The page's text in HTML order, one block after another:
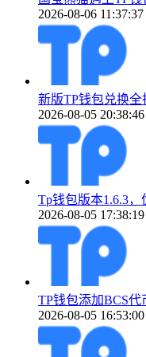
2026-08-06 11:37:37
新版TP钱包兑换
2026-08-05 20:38:46
Tp钱包版本1.6.3
2026-08-05 17:38:19
TP钱包添加BCS
2026-08-05 16:53:00